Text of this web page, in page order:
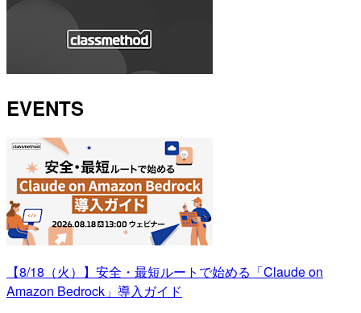
EVENTS
【8/18（火）】安全・最短ルートで始める「Claude on
Amazon Bedrock」導入ガイド